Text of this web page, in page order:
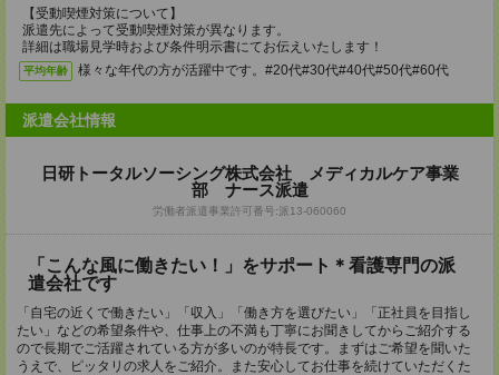
【受動喫煙対策について】
派遣先によって受動喫煙対策が異なります。
詳細は職場見学時および条件明示書にてお伝えいたします！
平均年齢 様々な年代の方が活躍中です。#20代#30代#40代#50代#60代
派遣会社情報
日研トータルソーシング株式会社 メディカルケア事業
部 ナース派遣
労働者派遣事業許可番号:派13-060060
「こんな風に働きたい！」をサポート＊看護専門の派
遣会社です
「自宅の近くで働きたい」「収入」「働き方を選びたい」「正社員を目指し
たい」などの希望条件や、仕事上の不満も丁寧にお聞きしてからご紹介する
ので長期でご活躍されている方が多いのが特長です。まずはご希望を聞いた
うえで、ピッタリの求人をご紹介。また安心してお仕事を続けていただくた